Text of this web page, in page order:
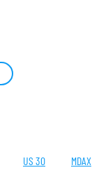
US 30 MDAX